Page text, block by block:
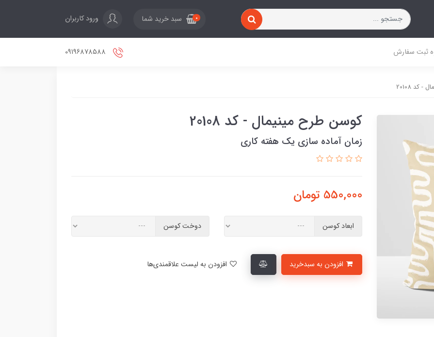
0 سبد خرید شما ورود کاربران
ثبت سفارش
20108
کوسن طرح مینیمال - کد 20108
زمان آماده سازی یک هفته کاری
550,000 تومان
ابعاد کوسن دوخت کوسن